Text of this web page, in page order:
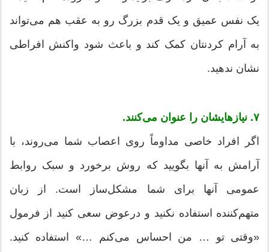
یک نفس عمیق و یک قدم بزرگ رو به عقب هم می‌تواند
به آرام کردنتان کمک کند و باعث شود واکنش افراطی
نشان ندهید.
۷. نیازهایشان را عنوان می‌کنند.
اگر افراد خاصی مداوماً روی اعصاب شما می‌روند، با
آرامش به آنها بگویید که روش برخورد و سبک روابط
عمومی آنها برای شما مشکل‌ساز است. از زبان
متهم‌کننده استفاده نکنید و درعوض سعی کنید از فرمول
«وقتی تو … من احساس می‌کنم …» استفاده کنید.